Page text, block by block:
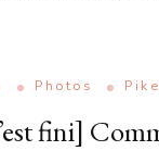
Photos
fini]